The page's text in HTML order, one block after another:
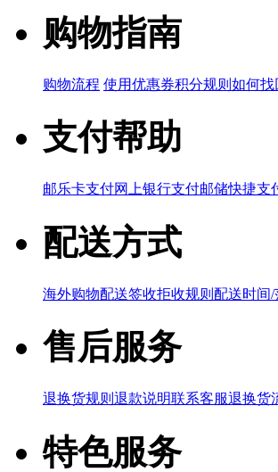
购物指南
购物流程 使用优惠券积分规则 如何找
支付帮助
邮乐卡支付网上银行支付邮储快捷支
配送方式
海外购物配送签收拒收规则 配送时间
售后服务
退换货规则 退款说明联系客服退换货
特色服务